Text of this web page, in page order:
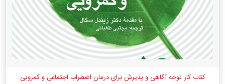
کتاب کار توجه آگاهی و پذیرش برای درمان اضطراب اجتماعی و کمرویی